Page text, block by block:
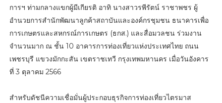
การฯ ท่ามกลางแขกผู้มีเกียรติ อาทิ นางสาวรพีรัตน์ ราชาพชร ผู้
อำนวยการสำนักพัฒนาลูกค้าสถาบันและองค์กรชุมชน ธนาคารเพื่อ
การเกษตรและสหกรณ์การเกษตร (ธกส.) และสื่อมวลชน ร่วมงาน
จำนวนมาก ณ ชั้น 10 อาคารการท่องเที่ยวแห่งประเทศไทย ถนน
เพชรบุรี แขวงมักกะสัน เขตราชเทวี กรุงเทพมหานคร เมื่อวันอังคาร
ที่ 3 ตุลาคม 2566
สำหรับดัชนีความเชื่อมั่นผู้ประกอบธุรกิจการท่องเที่ยวไตรมาส